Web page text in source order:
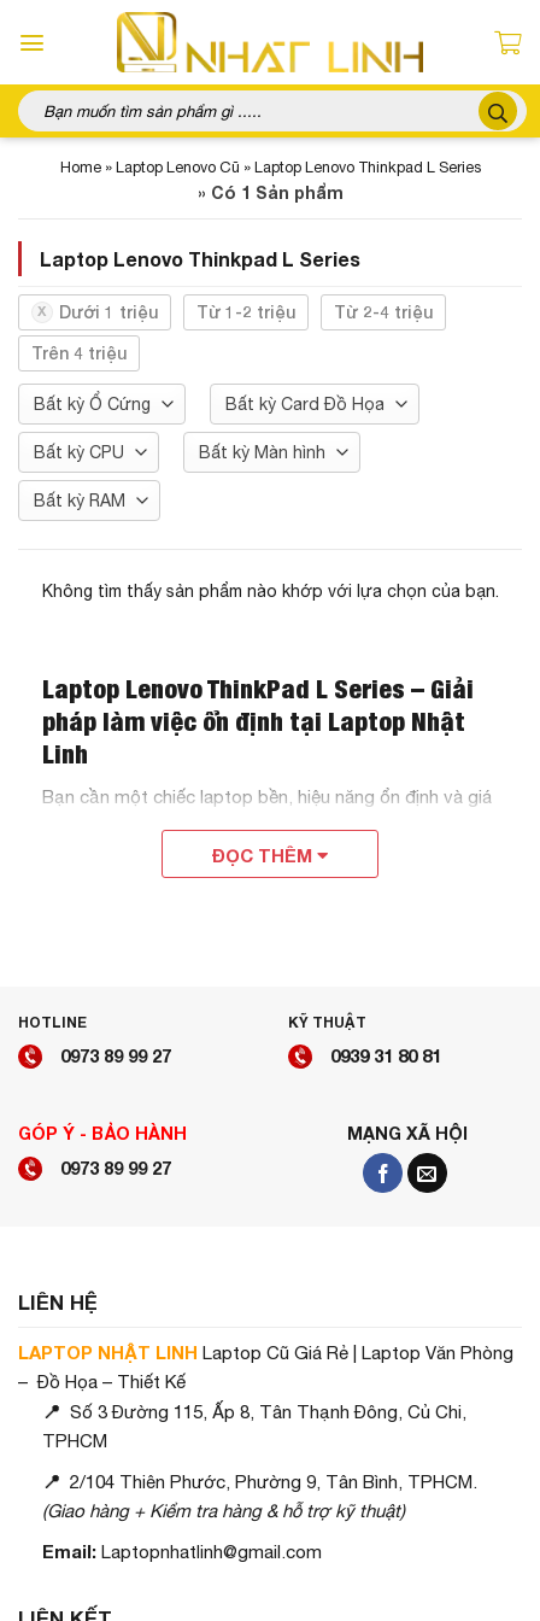
đến
dungTìm
kiếm:
Home» Laptop Lenovo Cũ » Laptop Lenovo Thinkpad L Series
» Có 1 Sản phẩm
Laptop Lenovo Thinkpad L Series
Dưới 1 triệu Từ 1-2 triệu
Từ 2-4 triệu
Trên 4 triệu
Bất kỳ Ổ Cứng Bất kỳ Card Đồ Họa
Bất kỳ CPU Bất kỳ Màn hình
Bất kỳ RAM
Không tìm thấy sản phẩm nào khớp với lựa chọn của bạn.
Laptop Lenovo ThinkPad L Series – Giải
pháp làm việc ổn định tại Laptop Nhật
Linh
Bạn cần một chiếc laptop bền, hiệu năng ổn định và giá
ThinkPad L Serieslà dòng máy đáng tin cậy
cho dân văn phòng, sinh viên và người làm việc tại nhà.
Vì sao nên chọn ThinkPad L Series?
Thiết kế chắc chắn:Vỏ máy cứng cáp, chống sốc.
Phù hợp khi di chuyển nhiều.
RAM 8–16GB và ổ SSD nhanh.
cho dân văn phòng.
Đầy đủ kết nối:
ĐỌC THÊM
HOTLINE
0973 89 99 27
KỸ THUẬT
0939 31 80 81
GÓP Ý - BẢO HÀNH
0973 89 99 27
MẠNG XÃ HỘI
LIÊN HỆ
LAPTOP NHẬT LINH Laptop Cũ Giá Rẻ | Laptop Văn Phòng
– Đồ Họa – Thiết Kế
📍 Số 3 Đường 115, Ấp 8, Tân Thạnh Đông, Củ Chi,
TPHCM
📍 2/104 Thiên Phước, Phường 9, Tân Bình, TPHCM.
(Giao hàng + Kiểm tra hàng & hỗ trợ kỹ thuật)
Email:Laptopnhatlinh@gmail.com